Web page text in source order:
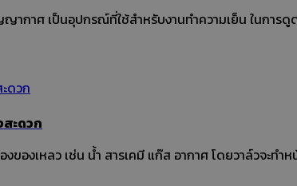
กาศ เป็นอุปกรณ์ที่ใช้สำหรับงานทำความเย็น ในการ
ะดวก
วาล์ว อุปกรณ์สําคัญที่มีหน้าที่ควบคุมการไห